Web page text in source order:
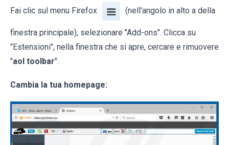
Fai clic sul menu Firefox (nell'angolo in alto a della
finestra principale), selezionare "Add-ons". Clicca su
"Estensioni", nella finestra che si apre, cercare e rimuovere
"aol toolbar".
Cambia la tua homepage: